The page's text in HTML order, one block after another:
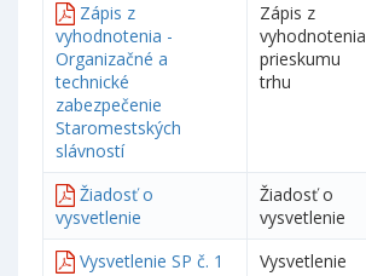
Zápis z
vyhodnotenia -
Organizačné a
technické
zabezpečenie
Staromestských
slávností
Zápis z
vyhodnotenia
prieskumu
trhu
Žiadosť o
vysvetlenie
Žiadosť o
vysvetlenie
Vysvetlenie SP č. 1 Vysvetlenie